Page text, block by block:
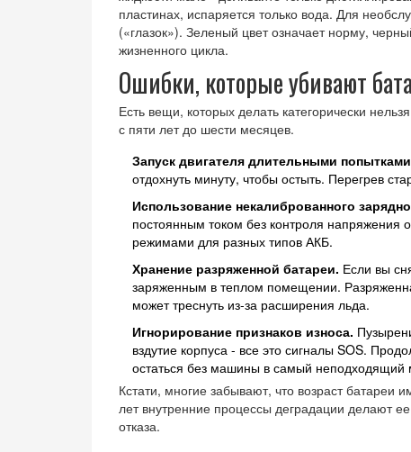
пластинах, испаряется только вода. Для
(«глазок»). Зеленый цвет означает норму,
жизненного цикла.
Ошибки, которые убивают
Есть вещи, которых делать категорически
с пяти лет до шести месяцев.
Запуск двигателя длительными
отдохнуть минуту, чтобы остыть. Перегрев
Использование некалиброванного
постоянным током без контроля напряжения
режимами для разных типов АКБ.
Хранение разряженной батареи. Если вы
заряженным в теплом помещении.
может треснуть из-за расширения льда.
Игнорирование признаков износа.
вздутие корпуса - все это сигналы SOS.
остаться без машины в самый неподходящий
Кстати, многие забывают, что возраст батареи
лет внутренние процессы деградации делают
отказа.